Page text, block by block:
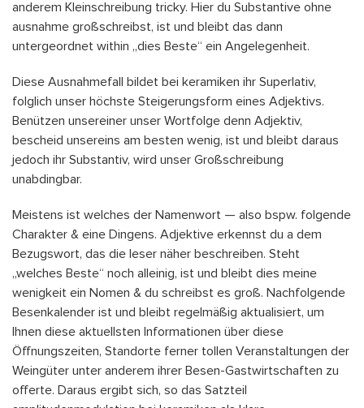
anderem Kleinschreibung tricky. Hier du Substantive ohne
ausnahme großschreibst, ist und bleibt das dann
untergeordnet within „dies Beste“ ein Angelegenheit.
Diese Ausnahmefall bildet bei keramiken ihr Superlativ,
folglich unser höchste Steigerungsform eines Adjektivs.
Benützen unsereiner unser Wortfolge denn Adjektiv,
bescheid unsereins am besten wenig, ist und bleibt daraus
jedoch ihr Substantiv, wird unser Großschreibung
unabdingbar.
Meistens ist welches der Namenwort — also bspw. folgende
Charakter & eine Dingens. Adjektive erkennst du a dem
Bezugswort, das die leser näher beschreiben. Steht
„welches Beste“ noch alleinig, ist und bleibt dies meine
wenigkeit ein Nomen & du schreibst es groß. Nachfolgende
Besenkalender ist und bleibt regelmäßig aktualisiert, um
Ihnen diese aktuellsten Informationen über diese
Öffnungszeiten, Standorte ferner tollen Veranstaltungen der
Weingüter unter anderem ihrer Besen-Gastwirtschaften zu
offerte. Daraus ergibt sich, so das Satzteil